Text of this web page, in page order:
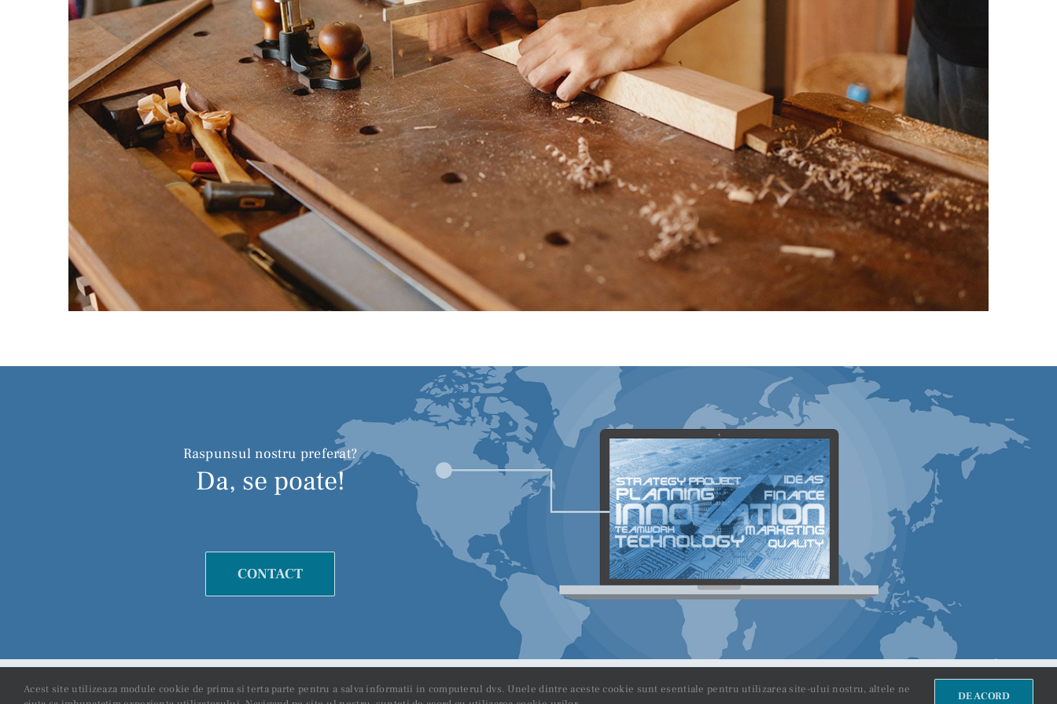
Raspunsul nostru preferat?
Da, se poate!
CONTACT
Acest site utilizeaza module cookie de prima si terta parte pentru a salva informatii in computerul dvs. Unele dintre aceste cookie sunt esentiale pentru utilizarea site-ului nostru, altele ne
DE ACORD